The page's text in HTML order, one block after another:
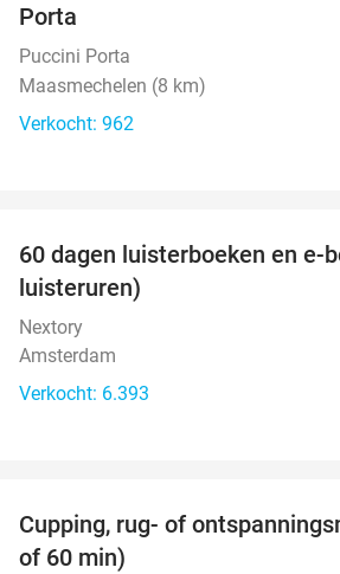
Porta
Puccini Porta
Maasmechelen (8 km)
Verkocht: 962
60 dagen luisterboeken en e-
luisteruren)
Nextory
Amsterdam
Verkocht: 6.393
Cupping, rug- of
of 60 min)